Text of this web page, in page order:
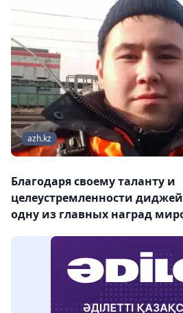
azh.kz
Благодаря своему таланту и
целеустремленности
одну из главных наград